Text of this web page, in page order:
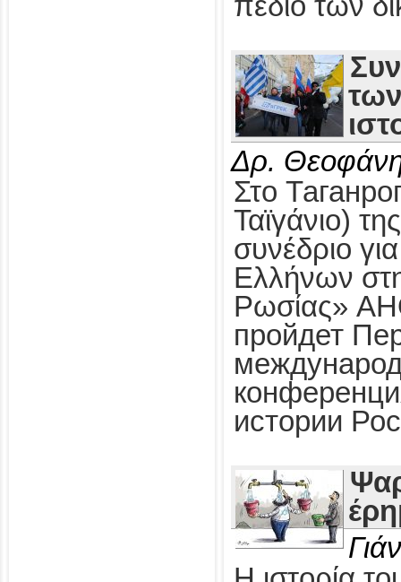
Δρ.
Στο
Ταϊγάνιο)
συνέδριο
Ελλήνων
Ρωσίας»
пройдет
истории